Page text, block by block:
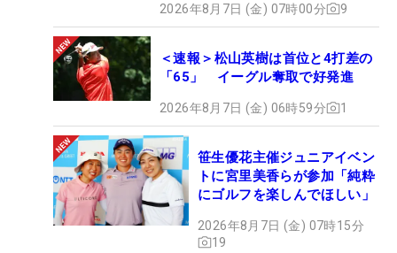
2026年8月7日 (金) 07時00分 9
＜速報＞松山英樹は首位と4打差の
「65」 イーグル奪取で好発進
2026年8月7日 (金) 06時59分 1
笹生優花主催ジュニアイベン
トに宮里美香らが参加「純粋
にゴルフを楽しんでほしい」
2026年8月7日 (金) 07時15分
19